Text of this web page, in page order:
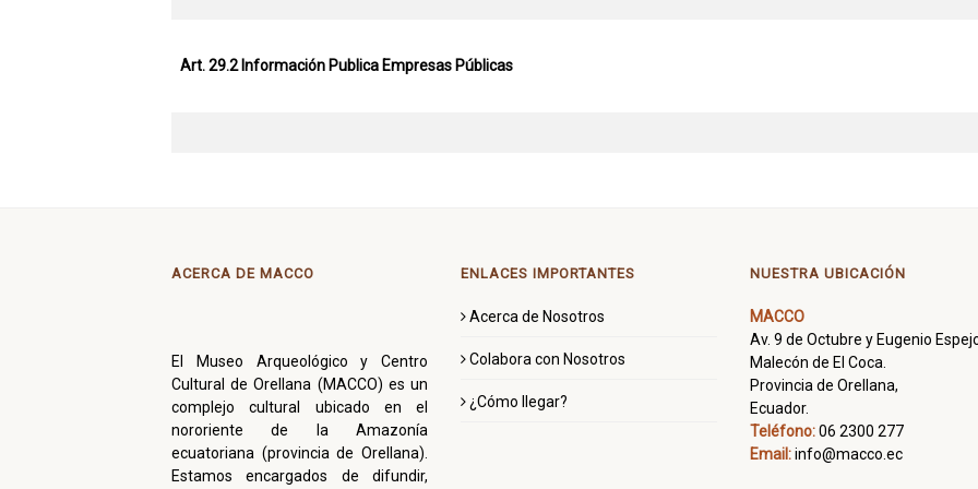
Art. 29.2 Información Publica Empresas Públicas
ACERCA DE MACCO
El Museo Arqueológico y Centro
Cultural de Orellana (MACCO) es un
complejo cultural ubicado en el
nororiente de la Amazonía
ecuatoriana (provincia de Orellana).
Estamos encargados de difundir,
ENLACES IMPORTANTES
Acerca de Nosotros
Colabora con Nosotros
¿Cómo llegar?
NUESTRA UBICACIÓN
MACCO
Av. 9 de Octubre y Eugenio
Malecón de El Coca.
Provincia de Orellana,
Ecuador.
Teléfono:06 2300 277
Email:info@macco.ec